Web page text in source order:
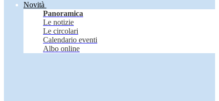
Novità
Panoramica
Le notizie
Le circolari
Calendario eventi
Albo online